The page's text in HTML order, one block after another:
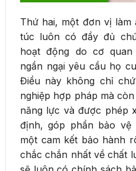
Thứ hai, một đơn vị làm
túc luôn có đầy đủ
hoạt động do cơ
ngần ngại yêu cầu họ
Điều này không chỉ
nghiệp hợp pháp mà
năng lực và được phép
định, góp phần bảo vệ
một cam kết bảo hành
chắc chắn nhất về chất